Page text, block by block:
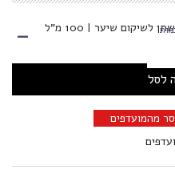
שיער | 100 מ"ל -
לסל
מהמועדפים